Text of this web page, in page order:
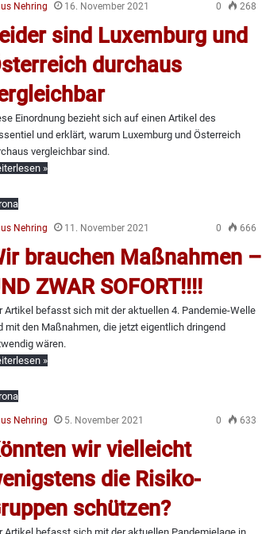
Nehring 16. November 2021 0 268
sind Luxemburg und
durchaus
Einordnung bezieht sich auf einen Artikel des
und erklärt, warum Luxemburg und Österreich
vergleichbar sind.
»
Nehring 11. November 2021 0 666
brauchen Maßnahmen –
ZWAR SOFORT!!!!
Artikel befasst sich mit der aktuellen 4. Pandemie-Welle
mit den Maßnahmen, die jetzt eigentlich dringend
wären.
»
Nehring 5. November 2021 0 633
wir vielleicht
die Risiko-
schützen?